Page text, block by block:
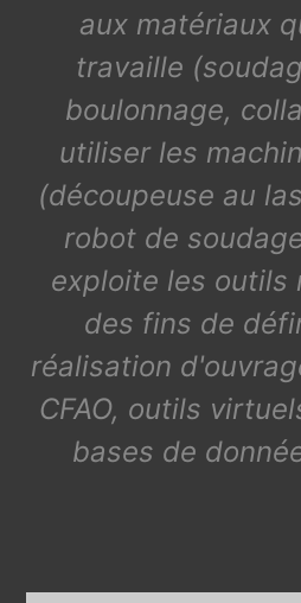
aux matériaux
travaille
boulonnage,
utiliser les
(découpeuse au
robot de
exploite les outils
des fins de
réalisation
CFAO, outils
bases de